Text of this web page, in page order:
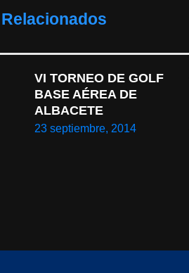
VI TORNEO DE GOLF
BASE AÉREA DE
ALBACETE
23 septiembre, 2014